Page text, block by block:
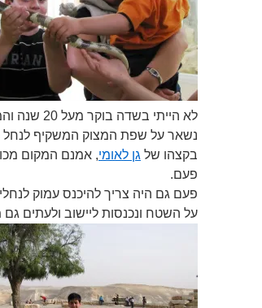
לא הייתי
נשאר על שפת המצוק המשקיף לנחל
בקצהו של גן לאומי, אמנם המקום
פעם.
פעם גם היה צריך להיכנס עמוק
על השטח ונכנסות ליישוב ולעתים